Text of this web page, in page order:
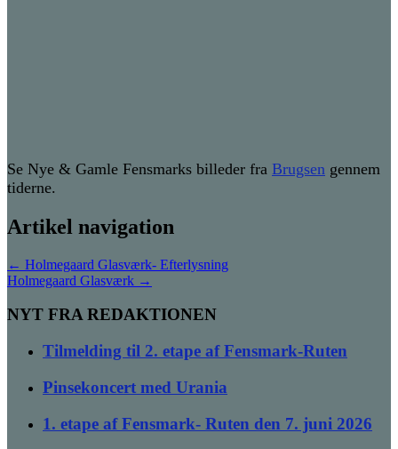
Se Nye & Gamle Fensmarks billeder fra Brugsen gennem
tiderne.
Artikel navigation
← Holmegaard Glasværk- Efterlysning
Holmegaard Glasværk →
NYT FRA REDAKTIONEN
Tilmelding til 2. etape af Fensmark-Ruten
Pinsekoncert med Urania
1. etape af Fensmark- Ruten den 7. juni 2026